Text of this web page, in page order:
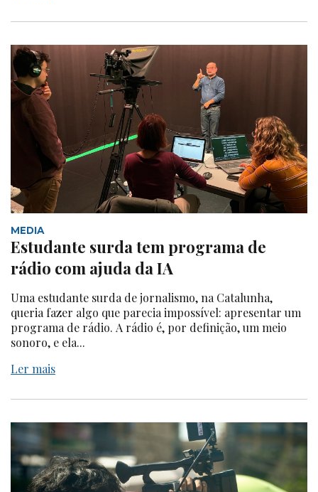
MEDIA
Estudante surda tem programa de
rádio com ajuda da IA
Uma estudante surda de jornalismo, na Catalunha,
queria fazer algo que parecia impossível: apresentar um
programa de rádio. A rádio é, por definição, um meio
sonoro, e ela...
Ler mais